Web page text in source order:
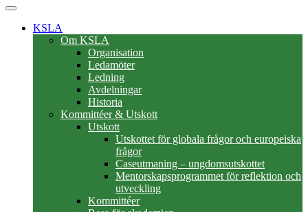
KSLA
Om KSLA
Organisation
Ledamöter
Ledning
Avdelningar
Historia
Kommittéer & Utskott
Utskott
Utskottet för globala frågor och europeiska
frågor
Caseutmaning – ungdomsutskottet
Mentorskapsprogrammet för reflektion och
utveckling
Kommittéer